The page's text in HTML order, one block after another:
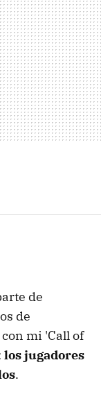
de
de
mi 'Call of
los jugadores
.